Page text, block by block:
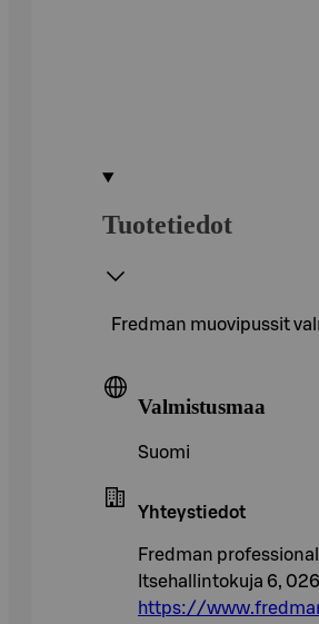
Tuotetiedot
Fredman muovipussit
Valmistusmaa
Suomi
Yhteystiedot
Fredman
Itsehallintokuja 6,
https://